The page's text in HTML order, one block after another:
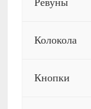
Ревуны
Колокола
Кнопки